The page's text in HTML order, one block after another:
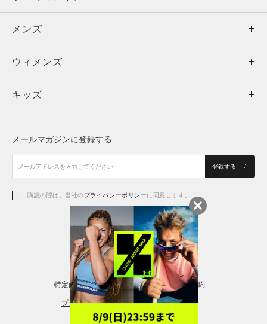
メンズ
ウィメンズ
キッズ
アクセサリー
メンズ
トップス
ボトムス
アクセサリー
ウィメンズ
トップス
シューズ
アクセサリー
レギンス＆タイツ
キッズ
シューズ
メールマガジンに登録する
登録する
購読の際は、当社のプライバシーポリシーに同意します。
特定商取引法に基づく通販の表記 会員規約
プライバシーポリシー